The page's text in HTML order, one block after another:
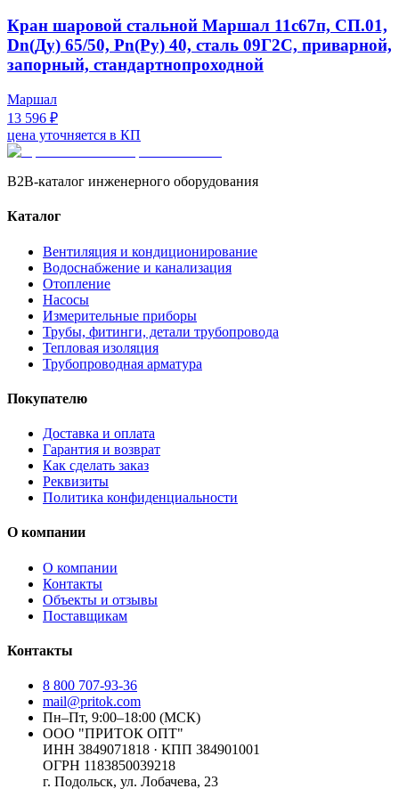
Кран шаровой стальной Маршал 11с67п, СП.01,
Dn(Ду) 65/50, Рn(Ру) 40, сталь 09Г2С, приварной,
запорный, стандартнопроходной
Маршал
13 596 ₽
цена уточняется в КП
B2B-каталог инженерного оборудования
Каталог
Вентиляция и кондиционирование
Водоснабжение и канализация
Отопление
Насосы
Измерительные приборы
Трубы, фитинги, детали трубопровода
Тепловая изоляция
Трубопроводная арматура
Покупателю
Доставка и оплата
Гарантия и возврат
Как сделать заказ
Реквизиты
Политика конфиденциальности
О компании
О компании
Контакты
Объекты и отзывы
Поставщикам
Контакты
8 800 707-93-36
mail@pritok.com
Пн–Пт, 9:00–18:00 (МСК)
ООО "ПРИТОК ОПТ"
ИНН 3849071818 · КПП 384901001
ОГРН 1183850039218
г. Подольск, ул. Лобачева, 23